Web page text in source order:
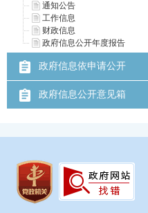
通知公告
工作信息
财政信息
政府信息公开年度报告
政府信息依申请公开
政府信息公开意见箱